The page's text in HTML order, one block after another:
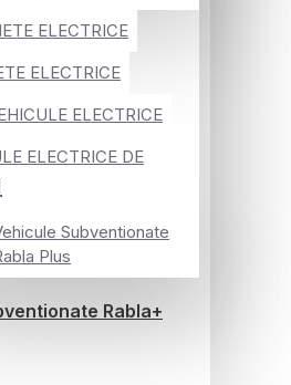
ELECTRICE
ELECTRICE
ELECTRICE
ELECTRICE DE
Subventionate
Plus
Rabla+